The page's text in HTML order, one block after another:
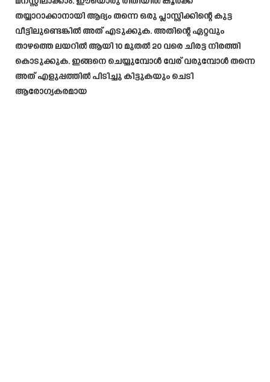
തയ്യാറാക്കാനായി ആദ്യം തന്നെ ഒരു പ്ലാസ്റ്റിക്കിന്റെ കുട്ട
വീട്ടിലുണ്ടെങ്കിൽ അത് എടുക്കുക. അതിന്റെ ഏറ്റവും
താഴത്തെ ലയറിൽ ആയി 10 മുതൽ 20 വരെ ചിരട്ട നിരത്തി
കൊടുക്കുക. ഇങ്ങനെ ചെയ്യുമ്പോൾ വേര് വരുമ്പോൾ തന്നെ
അത് എളുപ്പത്തിൽ പിടിച്ചു കിട്ടുകയും ചെടി
ആരോഗ്യകരമായ